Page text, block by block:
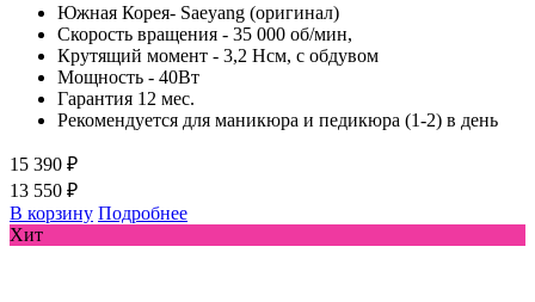
Южная Корея- Saeyang (оригинал)
Скорость вращения - 35 000 об/мин,
Крутящий момент - 3,2 Нсм, с обдувом
Мощность - 40Вт
Гарантия 12 мес.
Рекомендуется для маникюра и педикюра (1-2) в день
15 390 ₽
13 550 ₽
В корзину Подробнее
Хит